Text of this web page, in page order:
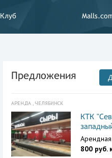
Клуб
Предложения
АРЕНДА , ЧЕЛЯБИНСК
КТК
Арендная
800 руб.